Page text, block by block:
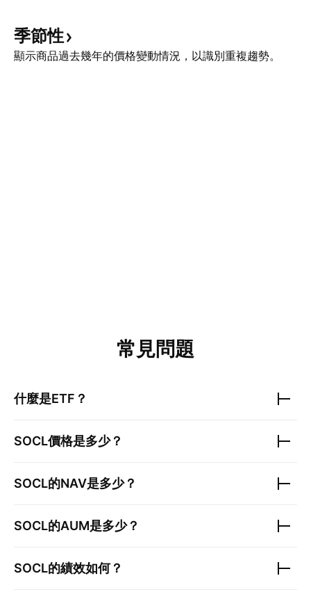
季節性
顯示商品過去幾年的價格變動情況，以識別重複趨勢。
常見問題
什麼是ETF？
SOCL價格是多少？
SOCL的NAV是多少？
SOCL的AUM是多少？
SOCL的績效如何？